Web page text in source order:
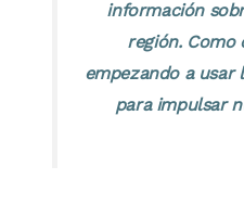
información
región. Como
empezando a usar
para impulsar